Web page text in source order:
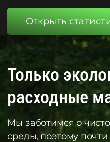
Открыть
Только
расходные
Мы заботимся о
среды, поэтому